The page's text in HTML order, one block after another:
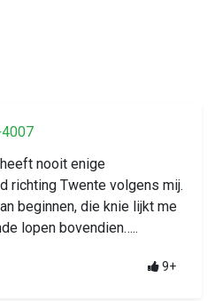
nooit enige
richting Twente volgens mij.
beginnen, die knie lijkt me
lopen bovendien…..
9+